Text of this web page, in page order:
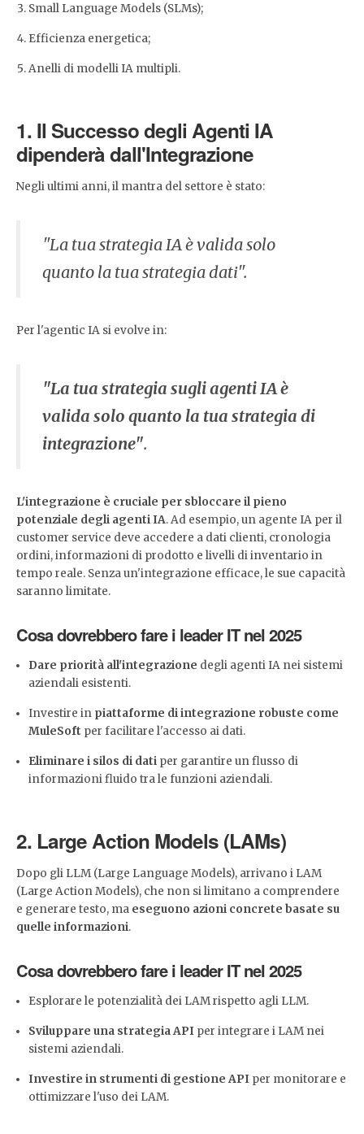
Small Language Models (SLMs);
Efficienza energetica;
Anelli di modelli IA multipli.
1. Il Successo degli Agenti IA
dipenderà dall'Integrazione
Negli ultimi anni, il mantra del settore è stato:
"La tua strategia IA è valida solo
quanto la tua strategia dati".
Per l'agentic IA si evolve in:
"La tua strategia sugli agenti IA è
valida solo quanto la tua strategia di
integrazione".
L'integrazione è cruciale per sbloccare il pieno
potenziale degli agenti IA. Ad esempio, un agente IA per il
customer service deve accedere a dati clienti, cronologia
ordini, informazioni di prodotto e livelli di inventario in
tempo reale. Senza un'integrazione efficace, le sue capacità
saranno limitate.
Cosa dovrebbero fare i leader IT nel 2025
Dare priorità all'integrazione degli agenti IA nei sistemi
aziendali esistenti.
Investire in piattaforme di integrazione robuste come
MuleSoft per facilitare l'accesso ai dati.
Eliminare i silos di dati per garantire un flusso di
informazioni fluido tra le funzioni aziendali.
2. Large Action Models (LAMs)
Dopo gli LLM (Large Language Models), arrivano i LAM
(Large Action Models), che non si limitano a comprendere
e generare testo, ma eseguono azioni concrete basate su
quelle informazioni.
Cosa dovrebbero fare i leader IT nel 2025
Esplorare le potenzialità dei LAM rispetto agli LLM.
Sviluppare una strategia API per integrare i LAM nei
sistemi aziendali.
Investire in strumenti di gestione API per monitorare e
ottimizzare l'uso dei LAM.